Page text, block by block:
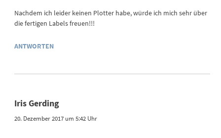
Nachdem ich leider keinen Plotter habe, würde ich mich sehr über
die fertigen Labels freuen!!!
ANTWORTEN
Iris Gerding
20. Dezember 2017 um 5:42 Uhr